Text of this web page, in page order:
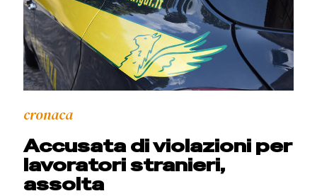
cronaca
Accusata di violazioni per
lavoratori stranieri,
assolta